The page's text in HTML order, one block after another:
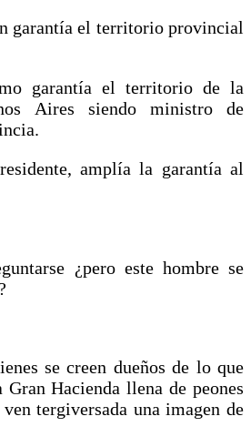
garantía el territorio provincial
garantía el territorio de la
Aires siendo ministro de
amplía la garantía al
¿pero este hombre se
se creen dueños de lo que
Gran Hacienda llena de peones
tergiversada una imagen de